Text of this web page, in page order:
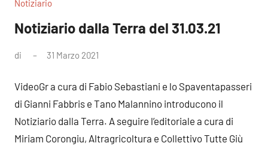
Notiziario
Notiziario dalla Terra del 31.03.21
di 31 Marzo 2021
VideoGr a cura di Fabio Sebastiani e lo Spaventapasseri
di Gianni Fabbris e Tano Malannino introducono il
Notiziario dalla Terra. A seguire l’editoriale a cura di
Miriam Corongiu, Altragricoltura e Collettivo Tutte Giù